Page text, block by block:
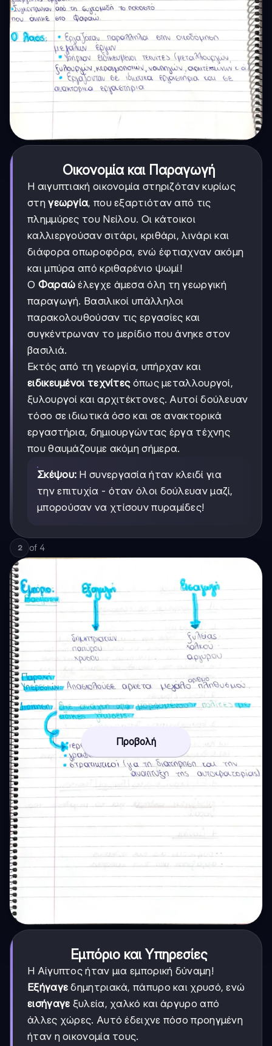
Οικονομία και Παραγωγή
Η αιγυπτιακή οικονομία στηριζόταν κυρίως
στηγεωργία, που εξαρτιόταν από τις
πλημμύρες του Νείλου. Οι κάτοικοι
καλλιεργούσαν σιτάρι, κριθάρι, λινάρι και
διάφορα οπωροφόρα, ενώ έφτιαχναν ακόμη
και μπύρα από κριθαρένιο ψωμί!
Ο Φαραώ έλεγχε άμεσα όλη τη γεωργική
παραγωγή. Βασιλικοί υπάλληλοι
παρακολουθούσαν τις εργασίες και
συγκέντρωναν το μερίδιο που άνηκε στον
βασιλιά.
Εκτός από τη γεωργία, υπήρχαν και
ειδικευμένοι τεχνίτεςόπως μεταλλουργοί,
ξυλουργοί και αρχιτέκτονες. Αυτοί δούλευαν
τόσο σε ιδιωτικά όσο και σε ανακτορικά
εργαστήρια, δημιουργώντας έργα τέχνης
που θαυμάζουμε ακόμη σήμερα.
Σκέψου: Η συνεργασία ήταν κλειδί για
την επιτυχία - όταν όλοι δούλευαν μαζί,
μπορούσαν να χτίσουν πυραμίδες!
2 of 4
Προβολή
Εμπόριο και Υπηρεσίες
Η Αίγυπτος ήταν μια εμπορική δύναμη!
Εξήγαγε δημητριακά, πάπυρο και χρυσό, ενώ
εισήγαγε ξυλεία, χαλκό και άργυρο από
άλλες χώρες. Αυτό έδειχνε πόσο προηγμένη
ήταν η οικονομία τους.